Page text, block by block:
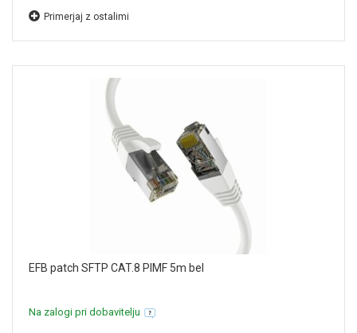
Primerjaj z ostalimi
EFB patch SFTP CAT.8 PIMF 5m bel
Na zalogi pri dobavitelju